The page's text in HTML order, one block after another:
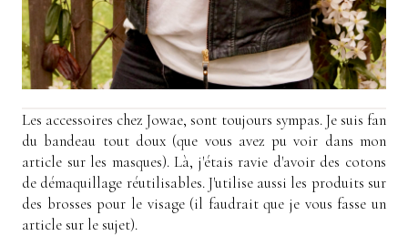
Les accessoires chez Jowae, sont toujours sympas. Je suis fan
du bandeau tout doux (que vous avez pu voir dans mon
article sur les masques). Là, j'étais ravie d'avoir des cotons
de démaquillage réutilisables. J'utilise aussi les produits sur
des brosses pour le visage (il faudrait que je vous fasse un
article sur le sujet).